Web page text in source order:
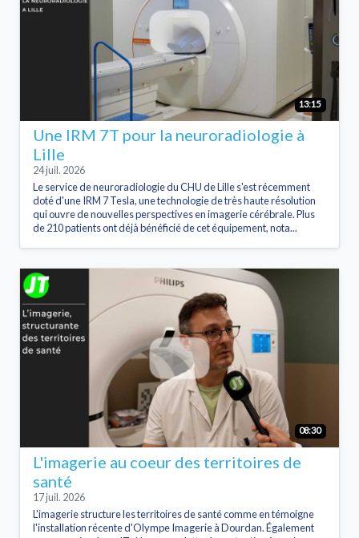
13:15
Une IRM 7T pour la neuroradiologie à
Lille
24 juil. 2026
Le service de neuroradiologie du CHU de Lille s'est récemment
doté d'une IRM 7 Tesla, une technologie de très haute résolution
qui ouvre de nouvelles perspectives en imagerie cérébrale. Plus
de 210 patients ont déjà bénéficié de cet équipement, nota...
08:30
L'imagerie au coeur des territoires de
santé
17 juil. 2026
L'imagerie structure les territoires de santé comme en témoigne
l'installation récente d'Olympe Imagerie à Dourdan. Également